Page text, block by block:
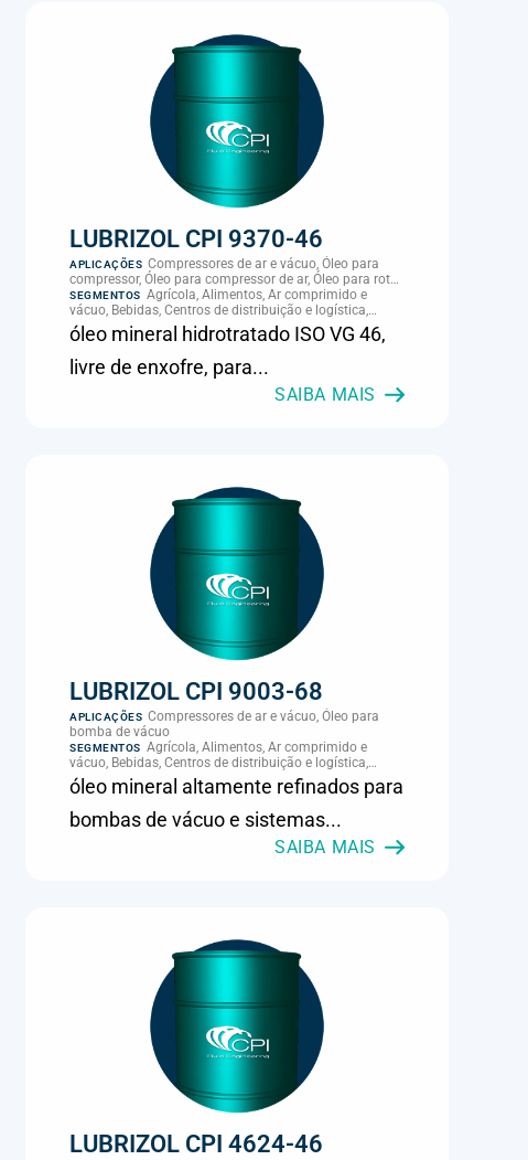
LUBRIZOL CPI 9370-46
APLICAÇÕES Compressores de ar e vácuo, Óleo para
compressor, Óleo para compressor de ar, Óleo para rotor
de compressor, Refrigeração, climatização e
compressores
SEGMENTOS Agrícola, Alimentos, Ar comprimido e
vácuo, Bebidas, Centros de distribuição e logística,
Cimento, Climatização e HVAC, Data center,
Eletroeletrônica, Embalagens e latas, Energia (geração),
Eólico, Farmacêutica e cosmética, Frigoríficos e abate,
Laticínios, Madeira e móveis, Metalmecânica, Metalurgia
e fundição, Mineração, MRO e manutenção industrial,
Naval e portuário, Panificação, Papel e celulose,
óleo mineral hidrotratado ISO VG 46,
livre de enxofre, para...
SAIBA MAIS
LUBRIZOL CPI 9003-68
APLICAÇÕES Compressores de ar e vácuo, Óleo para
bomba de vácuo
SEGMENTOS Agrícola, Alimentos, Ar comprimido e
vácuo, Bebidas, Centros de distribuição e logística,
Cimento, Climatização e HVAC, Data center,
Eletroeletrônica, Embalagens e latas, Energia (geração),
Eólico, Farmacêutica e cosmética, Frigoríficos e abate,
Laticínios, Madeira e móveis, Metalmecânica, Metalurgia
e fundição, Mineração, MRO e manutenção industrial,
Naval e portuário, Panificação, Papel e celulose,
óleo mineral altamente refinados para
bombas de vácuo e sistemas...
SAIBA MAIS
LUBRIZOL CPI 4624-46